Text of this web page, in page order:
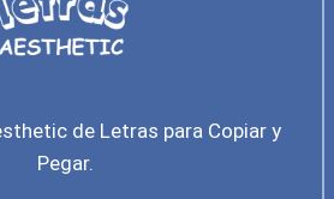
de Letras para Copiar y
Pegar.